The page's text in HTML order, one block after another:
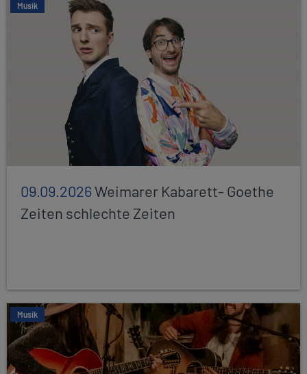
Musik
09.09.2026Weimarer Kabarett- Goethe
Zeiten schlechte Zeiten
Musik